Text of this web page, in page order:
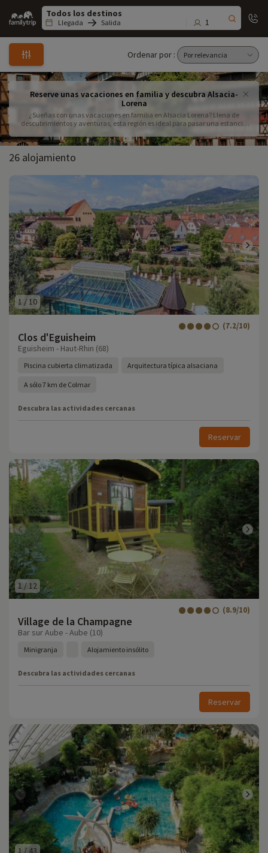
Family
trip
Llegada Salida 1
Ordenar por :
Reserve unas vacaciones en familia y descubra Alsacia-
Lorena
¿Sueñas con unas vacaciones en familia en Alsacia Lorena? Llena de
descubrimientos y aventuras, esta región es ideal para pasar una estancia
visitar en Alsacia Lorena, como Riquewihr y Eguisheim, sumérgete en la
historia y diviértete en los numerosos parques de ocio de Alsacia Lorena,
como el Parque del Pequeño Príncipe o la Ciudad de Fraispertuis Para los
amantes de los animales, una escapada a un parque de animales de
Alsacia-Lorena, como el Parque de Sainte-Croix, sorprenderá a grandes y
pequeños Regálate una escapada a la naturaleza con excursiones
accesibles para los niños, paseos en bicicleta o momentos de relax junto a los
lagos Encuentra los mejores alojamientos familiares de Alsacia-Lorena,
desde hoteles adaptados a casas en los árboles o escapadas familiares con
todo incluido en Alsacia-Lorena Anímate a un viaje familiar por carretera
por Alsacia-Lorena Sigue nuestros itinerarios familiares de Alsacia-Lorena y
organiza unas vacaciones con recuerdos inolvidables
26 alojamiento
1 / 10
Clos d'Eguisheim
(7.2/10)
Eguisheim - Haut-Rhin (68)
Piscina cubierta climatizada Arquitectura típica alsaciana
A sólo 7 km de Colmar
Descubra las actividades cercanas
Reservar
1 / 12
Village de la Champagne
(8.9/10)
Bar sur Aube - Aube (10)
Minigranja Alojamiento insólito
Descubra las actividades cercanas
Reservar
1 / 43